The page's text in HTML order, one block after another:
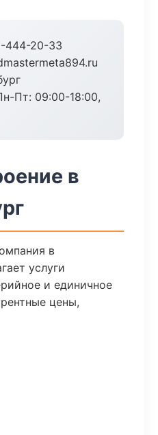
444-20-33
Пт: 09:00-18:00,
в
в
услуги
и единичное
цены,